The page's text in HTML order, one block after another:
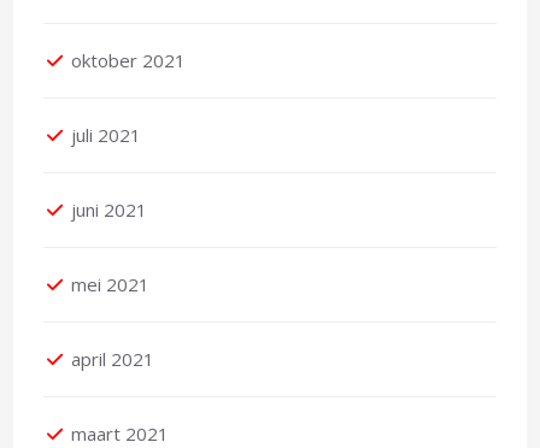
oktober 2021
juli 2021
juni 2021
mei 2021
april 2021
maart 2021